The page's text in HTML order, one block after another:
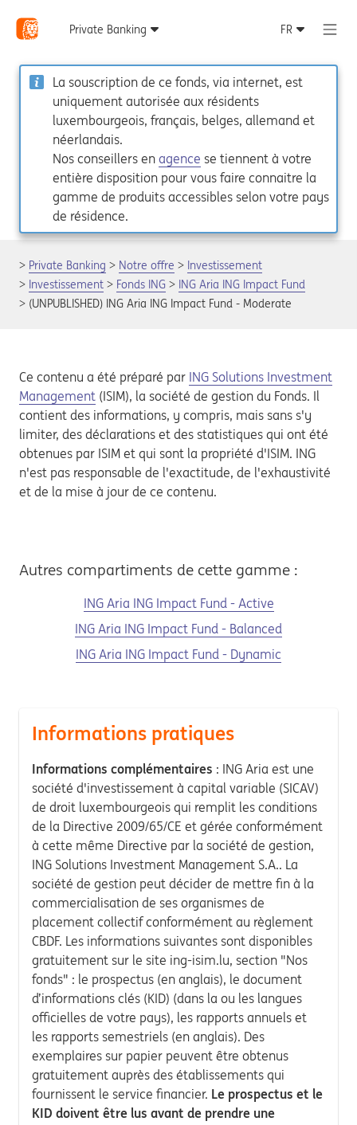
La souscription de ce fonds, via internet, est
uniquement autorisée aux résidents
luxembourgeois, français, belges, allemand et
néerlandais.
Nos conseillers en agence se tiennent à votre
entière disposition pour vous faire connaitre la
gamme de produits accessibles selon votre pays
de résidence.
Private Banking Notre offre
Investissement
Investissement
Fonds ING
ING Aria ING Impact Fund
(UNPUBLISHED) ING Aria ING Impact Fund - Moderate
Ce contenu a été préparé par ING Solutions Investment
Management (ISIM), la société de gestion du Fonds. Il
contient des informations, y compris, mais sans s'y
limiter, des déclarations et des statistiques qui ont été
obtenues par ISIM et qui sont la propriété d'ISIM. ING
n'est pas responsable de l'exactitude, de l'exhaustivité
et de la mise à jour de ce contenu.
Autres compartiments de cette gamme :
ING Aria ING Impact Fund - Active
ING Aria ING Impact Fund - Balanced
ING Aria ING Impact Fund - Dynamic
Informations pratiques
Informations complémentaires : ING Aria est une
société d'investissement à capital variable (SICAV)
de droit luxembourgeois qui remplit les conditions
de la Directive 2009/65/CE et gérée conformément
à cette même Directive par la société de gestion,
ING Solutions Investment Management S.A.. La
société de gestion peut décider de mettre fin à la
commercialisation de ses organismes de
placement collectif conformément au règlement
CBDF. Les informations suivantes sont disponibles
gratuitement sur le site ing-isim.lu, section "Nos
fonds" : le prospectus (en anglais), le document
d’informations clés (KID) (dans la ou les langues
officielles de votre pays), les rapports annuels et
les rapports semestriels (en anglais). Des
exemplaires sur papier peuvent être obtenus
gratuitement auprès des établissements qui
fournissent le service financier. Le prospectus et le
KID doivent être lus avant de prendre une